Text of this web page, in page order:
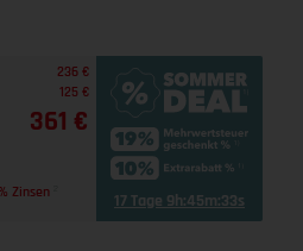
236 €
125 €
361 €
Zinsen 17 Tage 9h:45m:32s